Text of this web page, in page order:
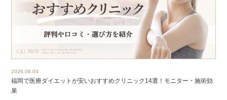
2026.08.03
福岡で医療ダイエットが安いおすすめクリニック14選！モニター・施術効
果